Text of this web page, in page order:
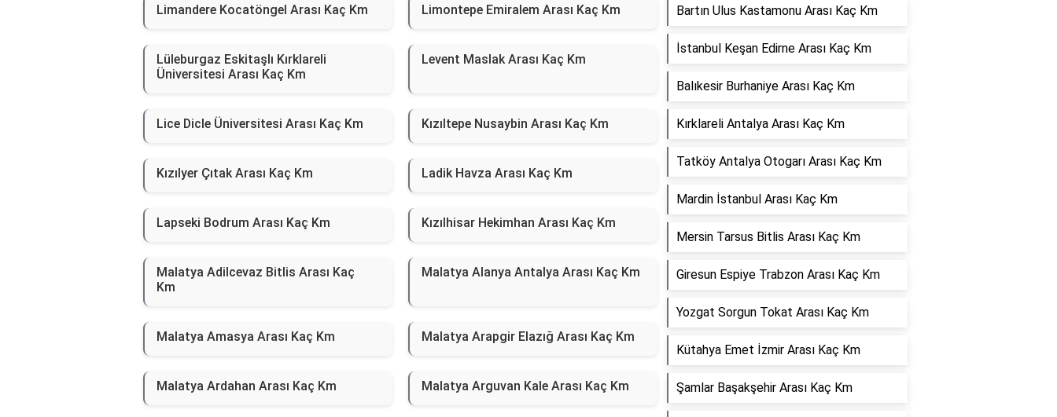
Limandere Kocatöngel Arası Kaç Km Limontepe Emiralem Arası Kaç Km
Lüleburgaz Eskitaşlı Kırklareli
Üniversitesi Arası Kaç Km
Levent Maslak Arası Kaç Km
Lice Dicle Üniversitesi Arası Kaç Km Kızıltepe Nusaybin Arası Kaç Km
Kızılyer Çıtak Arası Kaç Km Ladik Havza Arası Kaç Km
Lapseki Bodrum Arası Kaç Km Kızılhisar Hekimhan Arası Kaç Km
Malatya Adilcevaz Bitlis Arası Kaç
Km
Malatya Alanya Antalya Arası Kaç Km
Malatya Amasya Arası Kaç Km Malatya Arapgir Elazığ Arası Kaç Km
Malatya Ardahan Arası Kaç Km Malatya Arguvan Kale Arası Kaç Km
Bartın Ulus Kastamonu Arası Kaç Km
İstanbul Keşan Edirne Arası Kaç Km
Balıkesir Burhaniye Arası Kaç Km
Kırklareli Antalya Arası Kaç Km
Tatköy Antalya Otogarı Arası Kaç Km
Mardin İstanbul Arası Kaç Km
Mersin Tarsus Bitlis Arası Kaç Km
Giresun Espiye Trabzon Arası Kaç Km
Yozgat Sorgun Tokat Arası Kaç Km
Kütahya Emet İzmir Arası Kaç Km
Şamlar Başakşehir Arası Kaç Km